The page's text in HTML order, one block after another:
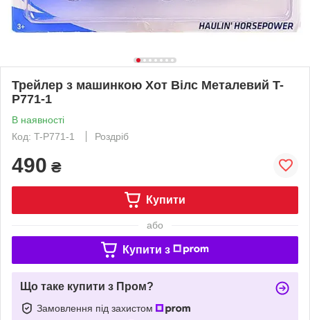
Трейлер з машинкою Хот Вілс Металевий T-
P771-1
В наявності
Код: T-P771-1
Роздріб
490 ₴
Купити
або
Купити з
Що таке купити з Пром?
Замовлення під захистом